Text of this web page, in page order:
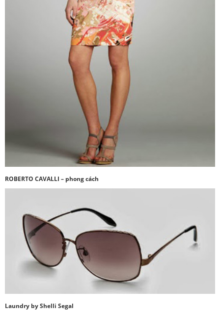
ROBERTO CAVALLI – phong cách
Laundry by Shelli Segal